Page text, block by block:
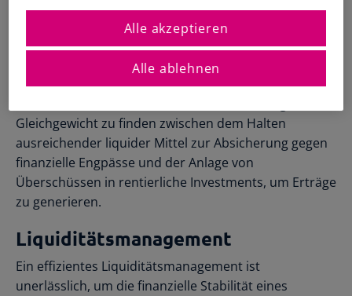
Alle Funktionen
Übersicht & Infos
Übersichtliche Entscheidungshilfen
Starthilfe-Paket
Hilfe beim Aufsetzen der Buchhaltung
Registrierte Steuerberater und
laufenden Geschäftsbetrieb und zukünftige
Investitionen sicherzustellen.
Ein Unternehmen sollte nicht übermäßig liquide
Mittel horten, da diese keine Rendite abwerfen und
Gleichgewicht zu finden zwischen dem Halten
ausreichender liquider Mittel zur Absicherung gegen
finanzielle Engpässe und der Anlage von
Überschüssen in rentierliche Investments, um Erträge
zu generieren.
Liquiditätsmanagement
Ein effizientes Liquiditätsmanagement ist
unerlässlich, um die finanzielle Stabilität eines
Alle ablehnen
Alle akzeptieren